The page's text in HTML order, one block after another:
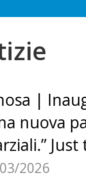
|
nuova
Just
2026